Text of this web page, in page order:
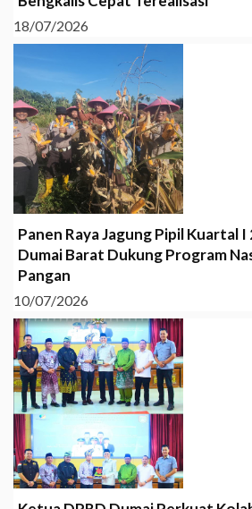
18/07/2026
Panen Raya Jagung Pipil Kuartal
Dumai Barat Dukung Program
Pangan
10/07/2026